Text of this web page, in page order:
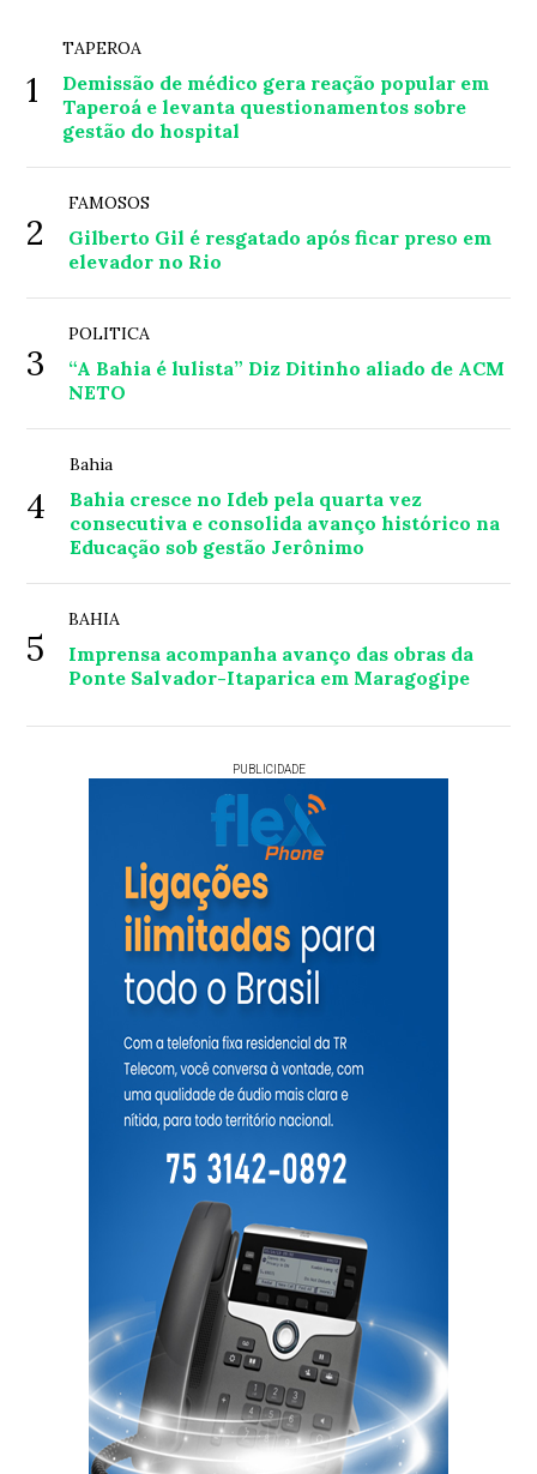
1
TAPEROA
Demissão de médico gera reação popular em
Taperoá e levanta questionamentos sobre
gestão do hospital
2
FAMOSOS
Gilberto Gil é resgatado após ficar preso em
elevador no Rio
3
POLITICA
“A Bahia é lulista” Diz Ditinho aliado de ACM
NETO
4
Bahia
Bahia cresce no Ideb pela quarta vez
consecutiva e consolida avanço histórico na
Educação sob gestão Jerônimo
5
BAHIA
Imprensa acompanha avanço das obras da
Ponte Salvador-Itaparica em Maragogipe
PUBLICIDADE